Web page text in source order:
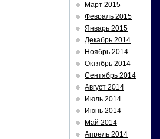
Март 2015
Февраль 2015
Январь 2015
Декабрь 2014
Ноябрь 2014
Октябрь 2014
Сентябрь 2014
Август 2014
Июль 2014
Июнь 2014
Май 2014
Апрель 2014